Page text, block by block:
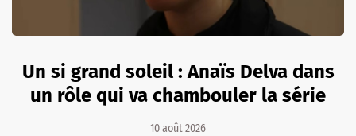
Un si grand soleil : Anaïs Delva dans
un rôle qui va chambouler la série
10 août 2026